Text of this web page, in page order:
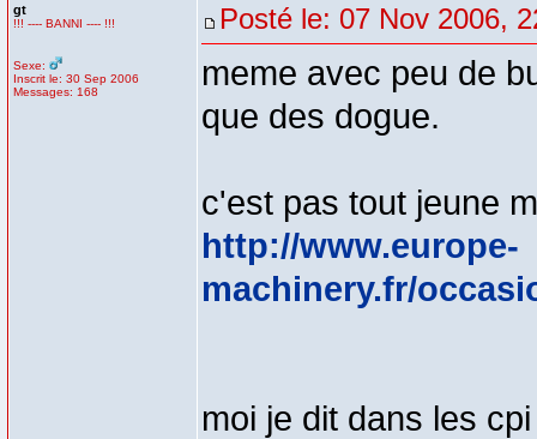
gt
!!! ---- BANNI ---- !!!
Sexe:
Inscrit le: 30 Sep 2006
Messages: 168
Posté le: 07 Nov 2006,
meme avec peu de
que des dogue.
c'est pas tout jeune
http://www.europe-
machinery.fr/
moi je dit dans les